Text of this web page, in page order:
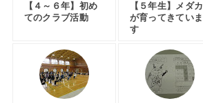
【４～６年】初め
てのクラブ活動
【５年生】メダカ
が育ってきていま
す